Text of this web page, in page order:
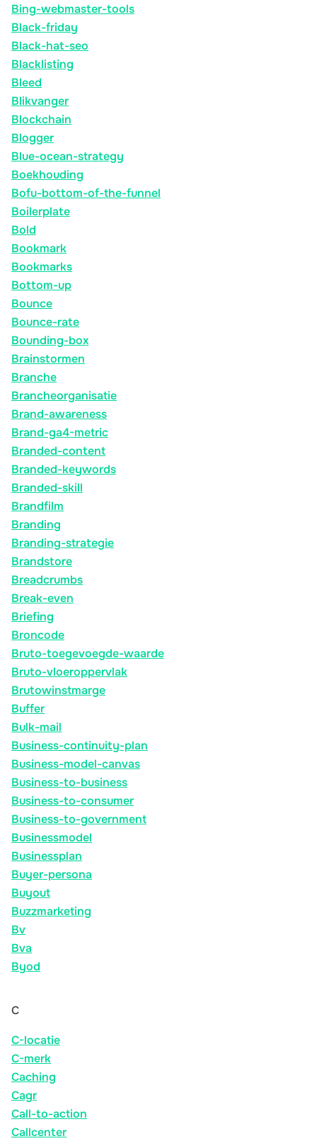
Bing-webmaster-tools
Black-friday
Black-hat-seo
Blacklisting
Bleed
Blikvanger
Blockchain
Blogger
Blue-ocean-strategy
Boekhouding
Bofu-bottom-of-the-funnel
Boilerplate
Bold
Bookmark
Bookmarks
Bottom-up
Bounce
Bounce-rate
Bounding-box
Brainstormen
Branche
Brancheorganisatie
Brand-awareness
Brand-ga4-metric
Branded-content
Branded-keywords
Branded-skill
Brandfilm
Branding
Branding-strategie
Brandstore
Breadcrumbs
Break-even
Briefing
Broncode
Bruto-toegevoegde-waarde
Bruto-vloeroppervlak
Brutowinstmarge
Buffer
Bulk-mail
Business-continuity-plan
Business-model-canvas
Business-to-business
Business-to-consumer
Business-to-government
Businessmodel
Businessplan
Buyer-persona
Buyout
Buzzmarketing
Bv
Bva
Byod
C
C-locatie
C-merk
Caching
Cagr
Call-to-action
Callcenter